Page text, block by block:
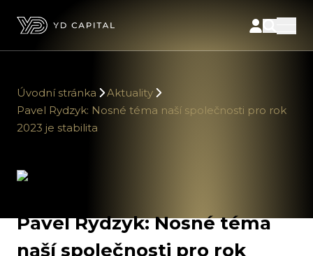
Úvodní stránka
Aktuality
Pavel Rydzyk: Nosné téma naší společnosti pro rok
2023 je stabilita
Pavel Rydzyk: Nosné téma
naší společnosti pro rok